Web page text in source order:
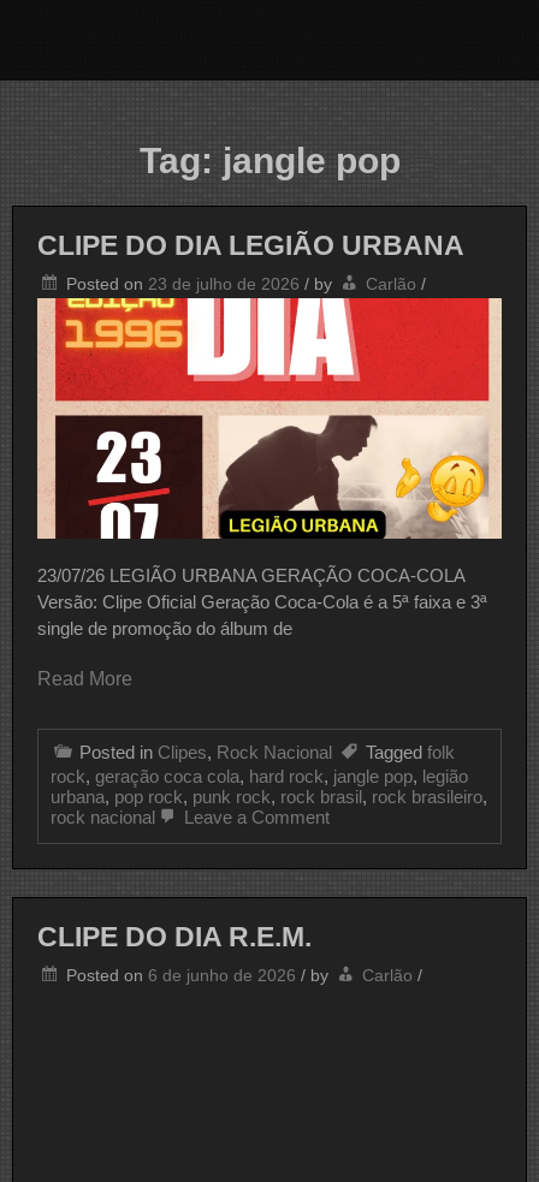
Tag: jangle pop
CLIPE DO DIA LEGIÃO URBANA
Posted on 23 de julho de 2026 / by Carlão /
23/07/26 LEGIÃO URBANA GERAÇÃO COCA-COLA
Versão: Clipe Oficial Geração Coca-Cola é a 5ª faixa e 3ª
single de promoção do álbum de
Read More
Posted in Clipes, Rock Nacional Tagged folk
rock, geração coca cola, hard rock, jangle pop, legião
urbana, pop rock, punk rock, rock brasil, rock brasileiro,
rock nacional
Leave a Commenton
LEGIÃO
CLIPE DO DIA R.E.M.
Posted on 6 de junho de 2026 / by Carlão /